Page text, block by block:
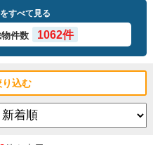
すべて見る
物件数 1062件
込む